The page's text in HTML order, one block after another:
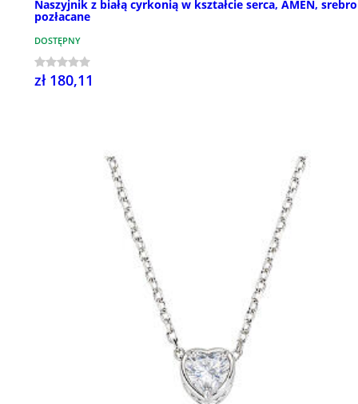
Naszyjnik z białą cyrkonią w kształcie serca, AMEN,
pozłacane
DOSTĘPNY
zł 180,11